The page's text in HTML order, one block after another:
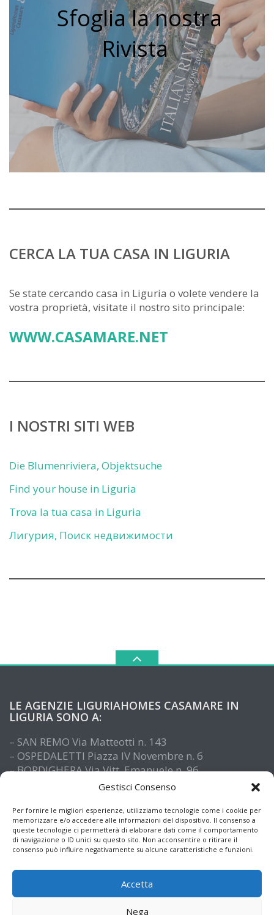
Gestisci Consenso
Per fornire le migliori esperienze, utilizziamo tecnologie come i cookie per
memorizzare e/o accedere alle informazioni del dispositivo. Il consenso a
queste tecnologie ci permetterà di elaborare dati come il comportamento
di navigazione o ID unici su questo sito. Non acconsentire o ritirare il
consenso può influire negativamente su alcune caratteristiche e funzioni.
Accetta
Nega
Sfoglia la nostra
Rivista
CERCA LA TUA CASA IN LIGURIA
Se state cercando casa in Liguria o volete vendere la
vostra proprietà, visitate il nostro sito principale:
WWW.CASAMARE.NET
I NOSTRI SITI WEB
Die Blumenriviera, Objektsuche
Find your house in Liguria
Trova la tua casa in Liguria
Лигурия, Поиск недвижимости
LE AGENZIE LIGURIAHOMES CASAMARE IN
LIGURIA SONO A:
– SAN REMO Via Matteotti n. 143
– OSPEDALETTI Piazza IV Novembre n. 6
– BORDIGHERA Via Vitt. Emanuele n. 96
– IMPERIA Piazza De Amicis n. 15
– ALASSIO Via XX Settembre n. 61